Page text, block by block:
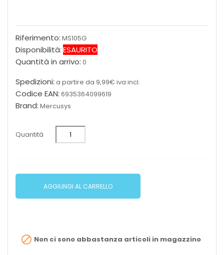
Riferimento: MS105G
Disponibilità:ESAURITO
Quantità in arrivo: 0
Spedizioni: a partire da 9,99€ iva incl.
Codice EAN: 6935364099619
Brand: Mercusys
Quantità
AGGIUNGI AL CARRELLO
 Non ci sono abbastanza articoli in magazzino